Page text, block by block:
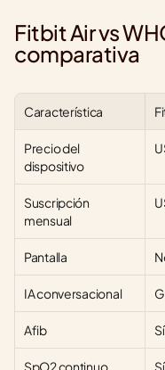
Fitbit Air vs
comparativa
Característica
Precio del
dispositivo
Suscripción
mensual
Pantalla
IA conversacional
Afib Sí
SpO2 continuo Sí